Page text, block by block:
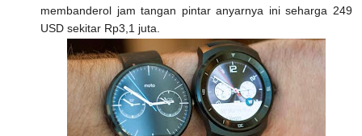
membanderol jam tangan pintar anyarnya ini seharga 249
USD sekitar Rp3,1 juta.